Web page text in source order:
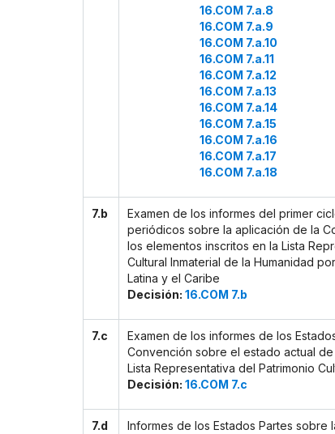
16.COM 7.a.8
16.COM 7.a.9
16.COM 7.a.10
16.COM 7.a.11
16.COM 7.a.12
16.COM 7.a.13
16.COM 7.a.14
16.COM 7.a.15
16.COM 7.a.16
16.COM 7.a.17
16.COM 7.a.18
7.b
Examen de los informes del primer
periódicos sobre la aplicación de la
los elementos inscritos en la Lista
Cultural Inmaterial de la Humanidad
Latina y el Caribe
Decisión: 16.COM 7.b
7.c
Examen de los informes de los
Convención sobre el estado actual
Lista Representativa del Patrimonio
Decisión: 16.COM 7.c
7.d
Informes de los Estados Partes sobre